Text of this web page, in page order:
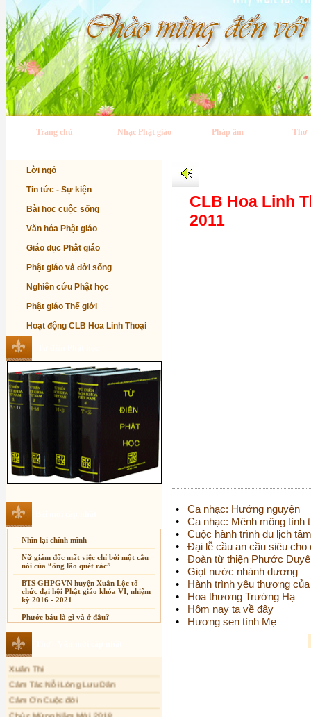
Trang chủ Nhạc Phật giáo Pháp âm Thơ
Lời ngỏ
Tin tức - Sự kiện
Bài học cuộc sống
Văn hóa Phật giáo
Giáo dục Phật giáo
Phật giáo và đời sống
Nghiên cứu Phật học
Phật giáo Thế giới
Hoạt động CLB Hoa Linh Thoại
Nhìn lại chính mình
Nữ giám đốc mất việc chỉ bởi một câu
nói của “ông lão quét rác”
BTS GHPGVN huyện Xuân Lộc tổ
chức đại hội Phật giáo khóa VI, nhiệm
kỳ 2016 - 2021
Phước báu là gì và ở đâu?
Sự thương-ghét của con người
Cải đạo: Nguyên nhân & giải pháp
Nỗi lòng của các bệnh nhân nghèo
An Giang: Tịnh thất Quy Nguyên
phát quà từ thiện tại xã Cư Yang
Cảm Tác Nỗi Lòng Lưu Dân
Cảm Ơn Cuộc đời
Chúc Mừng Năm Mới 2018
CLB Hoa Linh
2011
• Ca nhạc: Hướng nguyện
• Ca nhạc: Mênh mông tình
• Cuộc hành trình du lịch
• Đại lễ cầu an cầu siêu cho
• Đoàn từ thiện Phước
• Giọt nước nhành dương
• Hành trình yêu thương
• Hoa thương Trường Hạ
• Hôm nay ta về đây
• Hương sen tình Mẹ